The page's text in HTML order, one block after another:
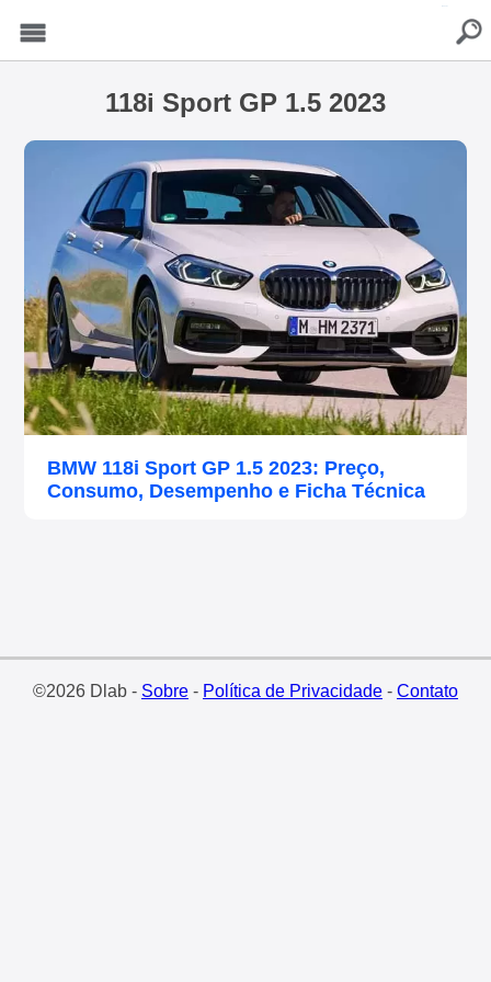
118i Sport GP 1.5 2023
BMW 118i Sport GP 1.5 2023: Preço,
Consumo, Desempenho e Ficha Técnica
©2026 Dlab - Sobre- Política de Privacidade- Contato